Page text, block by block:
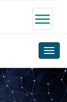
Toggle